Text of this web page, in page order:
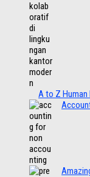
A to Z Human